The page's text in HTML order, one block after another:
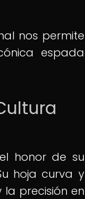
nos permite
espada
honor de su
hoja curva y
precisión en